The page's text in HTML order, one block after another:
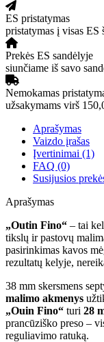
ES pristatymas
pristatymas į visas ES
Prekės ES sandėlyje
siunčiame iš savo
Nemokamas
užsakymams virš
Aprašymas
Vaizdo įrašas
Įvertinimai (1)
FAQ (0)
Susijusios
Aprašymas
„Outin Fino“ – tai
tikslų ir pastovų
pasirinkimas kavos
rezultatų kelyje,
38 mm skersmens
malimo akmenys
„Ouin Fino“ turi 28
prancūziško preso –
reguliavimo ratuką.